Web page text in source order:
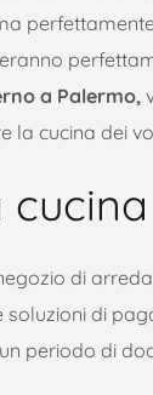
a Palermo,
la cucina dei
di
soluzioni di
periodo di